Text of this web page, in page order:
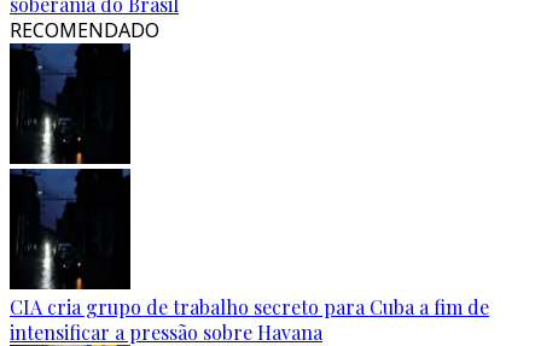
RECOMENDADO
CIA cria grupo de trabalho secreto para Cuba a fim de
intensificar a pressão sobre Havana